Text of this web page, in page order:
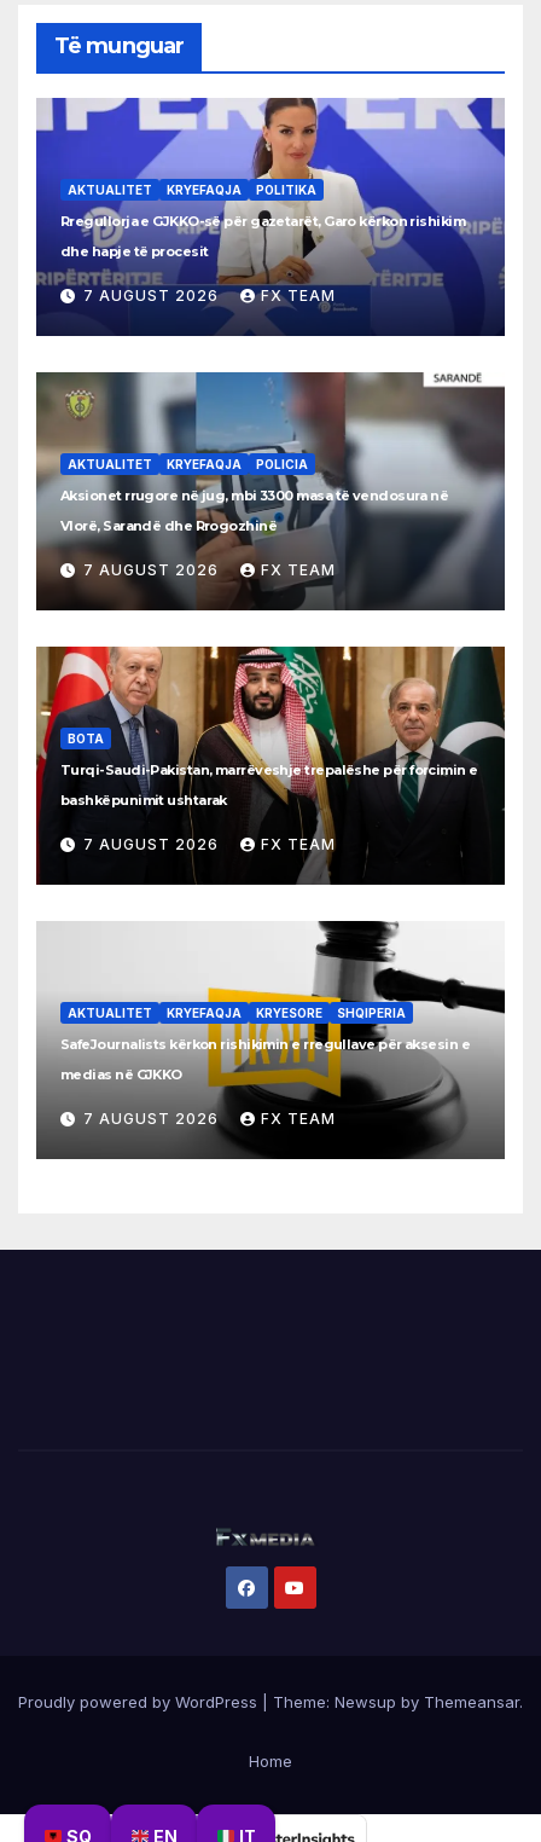
SQ EN IT
Të munguar
AKTUALITET KRYEFAQJA POLITIKA
Rregullorja e GJKKO-së për gazetarët, Garo kërkon rishikim
dhe hapje të procesit
7 AUGUST 2026 FX TEAM
AKTUALITET KRYEFAQJA POLICIA
Aksionet rrugore në jug, mbi 3300 masa të vendosura në
Vlorë, Sarandë dhe Rrogozhinë
7 AUGUST 2026 FX TEAM
BOTA
Turqi-Saudi-Pakistan, marrëveshje trepalëshe për forcimin e
bashkëpunimit ushtarak
7 AUGUST 2026 FX TEAM
AKTUALITET KRYEFAQJA KRYESORE SHQIPERIA
SafeJournalists kërkon rishikimin e rregullave për aksesin e
medias në GJKKO
7 AUGUST 2026 FX TEAM
Proudly powered by WordPress Theme: Newsup by Themeansar.
Home